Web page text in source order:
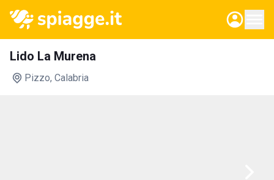
Lido La Murena
Pizzo, Calabria